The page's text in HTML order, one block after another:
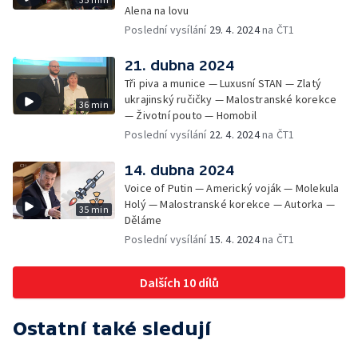
Alena na lovu
Poslední vysílání 29. 4. 2024na ČT1
36 min
21. dubna 2024
Tři piva a munice — Luxusní STAN — Zlatý
ukrajinský ručičky — Malostranské korekce
— Životní pouto — Homobil
Poslední vysílání 22. 4. 2024na ČT1
35 min
14. dubna 2024
Voice of Putin — Americký voják — Molekula
Holý — Malostranské korekce — Autorka —
Děláme
Poslední vysílání15. 4. 2024na ČT1
Dalších 10 dílů
Ostatní také sledují